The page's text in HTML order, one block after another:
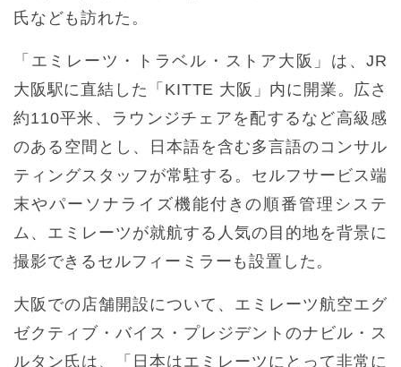
氏なども訪れた。
「エミレーツ・トラベル・ストア大阪」は、JR
大阪駅に直結した「KITTE 大阪」内に開業。広さ
約110平米、ラウンジチェアを配するなど高級感
のある空間とし、日本語を含む多言語のコンサル
ティングスタッフが常駐する。セルフサービス端
末やパーソナライズ機能付きの順番管理システ
ム、エミレーツが就航する人気の目的地を背景に
撮影できるセルフィーミラーも設置した。
大阪での店舗開設について、エミレーツ航空エグ
ゼクティブ・バイス・プレジデントのナビル・ス
ルタン氏は、「日本はエミレーツにとって非常に